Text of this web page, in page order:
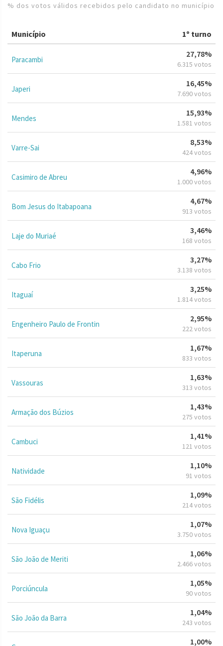
% dos votos válidos recebidos pelo candidato no município
Município 1º turno
Paracambi
27,78%
6.315 votos
Japeri
16,45%
7.690 votos
Mendes
15,93%
1.581 votos
Varre-Sai
8,53%
424 votos
Casimiro de Abreu
4,96%
1.000 votos
Bom Jesus do Itabapoana
4,67%
913 votos
Laje do Muriaé
3,46%
168 votos
Cabo Frio
3,27%
3.138 votos
Itaguaí
3,25%
1.814 votos
Engenheiro Paulo de Frontin
2,95%
222 votos
Itaperuna
1,67%
833 votos
Vassouras
1,63%
313 votos
Armação dos Búzios
1,43%
275 votos
Cambuci
1,41%
121 votos
Natividade
1,10%
91 votos
São Fidélis
1,09%
214 votos
Nova Iguaçu
1,07%
3.750 votos
São João de Meriti
1,06%
2.466 votos
Porciúncula
1,05%
90 votos
São João da Barra
1,04%
243 votos
1,00%